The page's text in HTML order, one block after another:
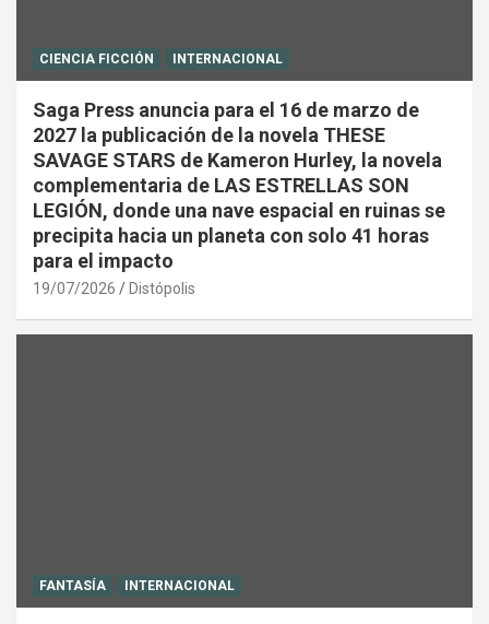
CIENCIA FICCIÓN INTERNACIONAL
Saga Press anuncia para el 16 de marzo de
2027 la publicación de la novela THESE
SAVAGE STARS de Kameron Hurley, la novela
complementaria de LAS ESTRELLAS SON
LEGIÓN, donde una nave espacial en ruinas se
precipita hacia un planeta con solo 41 horas
para el impacto
19/07/2026 Distópolis
FANTASÍA INTERNACIONAL